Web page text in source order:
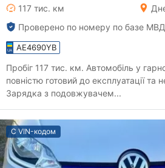
117 тис. км
Проверено по номеру по базе МВД
AE4690YB
Пробіг 117 тис. км. Автомобіль у
повністю готовий до експлуатації та
Зарядка з подовжувачем...
С VIN-кодом